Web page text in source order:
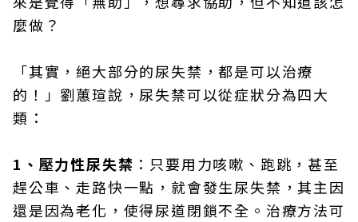
麼做？
「其實，絕大部分的尿失禁，都是可以治療
的！」劉蕙瑄說，尿失禁可以從症狀分為四大
類：
1、壓力性尿失禁 ：只要用力咳嗽、跑跳，甚至
趕公車、走路快一點，就會發生尿失禁，其主因
還是因為老化，使得尿道閉鎖不全。治療方法可